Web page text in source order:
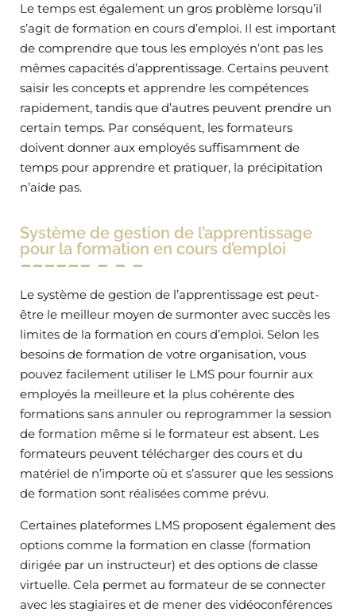
Le temps est également un gros problème lorsqu’il
s’agit de formation en cours d’emploi. Il est important
de comprendre que tous les employés n’ont pas les
mêmes capacités d’apprentissage. Certains peuvent
saisir les concepts et apprendre les compétences
rapidement, tandis que d’autres peuvent prendre un
certain temps. Par conséquent, les formateurs
doivent donner aux employés suffisamment de
temps pour apprendre et pratiquer, la précipitation
n’aide pas.
Système de gestion de l’apprentissage
pour la formation en cours d’emploi
Le système de gestion de l’apprentissage est peut-
être le meilleur moyen de surmonter avec succès les
limites de la formation en cours d’emploi. Selon les
besoins de formation de votre organisation, vous
pouvez facilement utiliser le LMS pour fournir aux
employés la meilleure et la plus cohérente des
formations sans annuler ou reprogrammer la session
de formation même si le formateur est absent. Les
formateurs peuvent télécharger des cours et du
matériel de n’importe où et s’assurer que les sessions
de formation sont réalisées comme prévu.
Certaines plateformes LMS proposent également des
options comme la formation en classe (formation
dirigée par un instructeur) et des options de classe
virtuelle. Cela permet au formateur de se connecter
avec les stagiaires et de mener des vidéoconférences